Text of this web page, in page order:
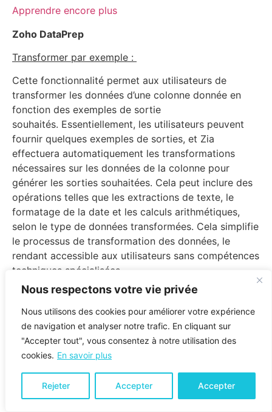
Nous respectons votre vie privée
Nous utilisons des cookies pour améliorer votre expérience
de navigation et analyser notre trafic. En cliquant sur
"Accepter tout", vous consentez à notre utilisation des
cookies. En savoir plus
Rejeter Accepter Accepter
Apprendre encore plus
Zoho DataPrep
Transformer par exemple :
Cette fonctionnalité permet aux utilisateurs de
transformer les données d’une colonne donnée en
fonction des exemples de sortie
souhaités. Essentiellement, les utilisateurs peuvent
fournir quelques exemples de sorties, et Zia
effectuera automatiquement les transformations
nécessaires sur les données de la colonne pour
générer les sorties souhaitées. Cela peut inclure des
opérations telles que les extractions de texte, le
formatage de la date et les calculs arithmétiques,
selon le type de données transformées. Cela simplifie
le processus de transformation des données, le
rendant accessible aux utilisateurs sans compétences
techniques spécialisées.